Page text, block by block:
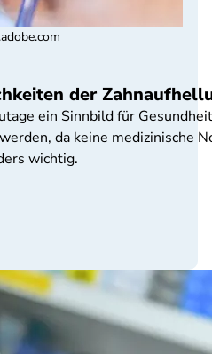
der
ein Sinnbild für
da keine medizinische
wichtig.